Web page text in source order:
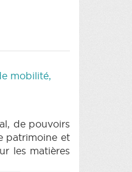
(PDF)
mobilité,
de pouvoirs
patrimoine et
les matières